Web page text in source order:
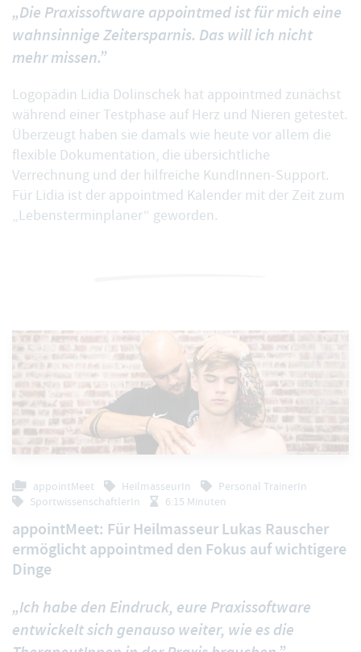
„Die Praxissoftware appointmed ist für mich eine
wahnsinnige Zeitersparnis. Das will ich nicht
mehr missen.”
Logopädin Lidia Dolinschek hat appointmed zunächst
während einer Testphase auf Herz und Nieren getestet.
Überzeugt haben sie damals wie heute vor allem die
flexible Dokumentation, die übersichtliche
Verrechnung und der hilfreiche KundInnen-Support.
Für Lidia ist der appointmed Kalender mit der Zeit zum
„Lebensterminplaner“ geworden.
appointMeet HeilmasseurIn
Personal TrainerIn
SportwissenschaftlerIn
6:15 Minuten
appointMeet: Für Heilmasseur Lukas Rauscher
ermöglicht appointmed den Fokus auf wichtigere
Dinge
„Ich habe den Eindruck, eure Praxissoftware
entwickelt sich genauso weiter, wie es die